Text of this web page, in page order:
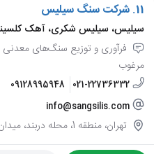
11. شرکت سنگ سیلیس
سیلیس، سیلیس شکری، آهک
فرآوری و توزیع سنگ‌های
مرغوب
021-22736332
09128995948
info@sangsilis.com
تهران، منطقه 1، محله دربند، میدان تجریش، خیابان فناخسرو